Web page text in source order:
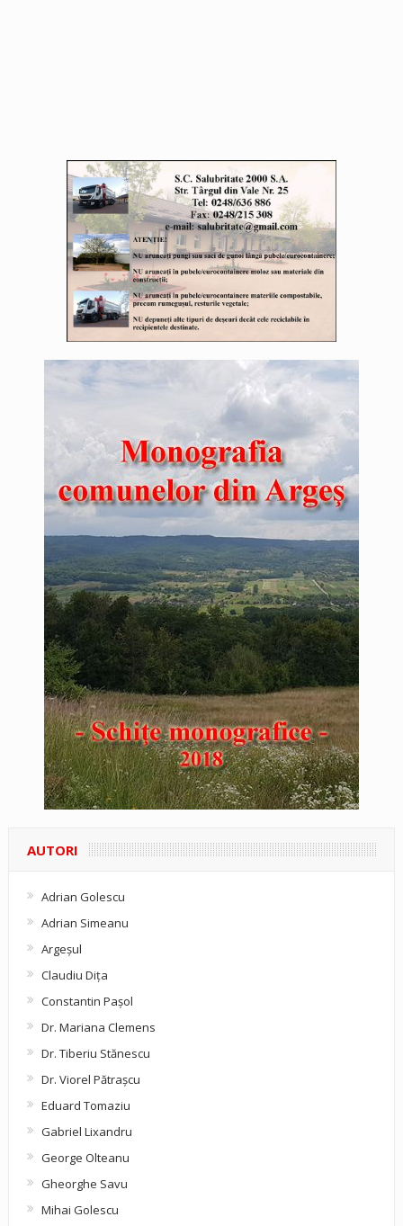
AUTORI
Adrian Golescu
Adrian Simeanu
Argeşul
Claudiu Diţa
Constantin Pașol
Dr. Mariana Clemens
Dr. Tiberiu Stănescu
Dr. Viorel Pătraşcu
Eduard Tomaziu
Gabriel Lixandru
George Olteanu
Gheorghe Savu
Mihai Golescu